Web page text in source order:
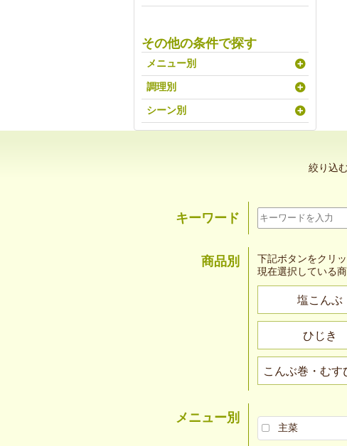
その他の条件で探す
メニュー別
調理別
シーン別
絞り込
キーワード
商品別
下記ボタンをクリ
現在選択している商
塩こんぶ
ひじき
こんぶ巻・むす
メニュー別
主菜